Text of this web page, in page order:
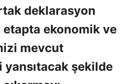
deklarasyon
ekonomik ve
mevcut
şekilde